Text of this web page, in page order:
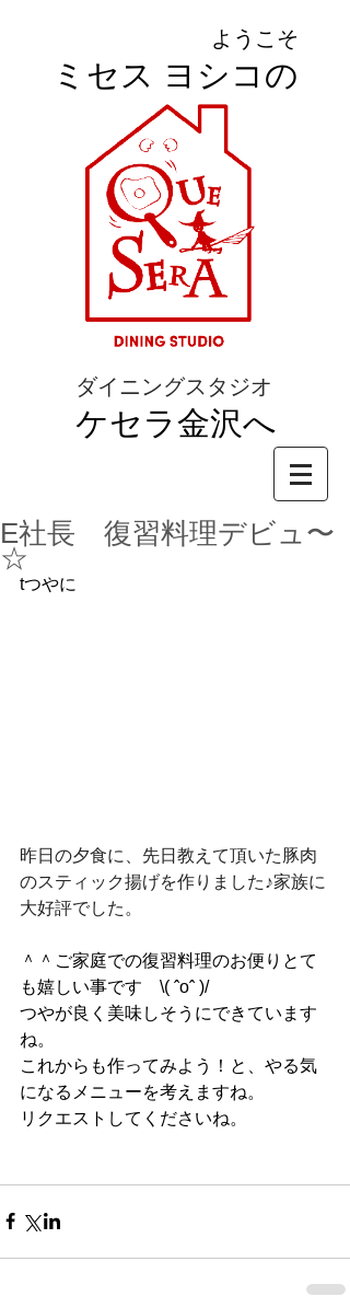
ようこそ
ミセス ヨシコの
ダイニングスタジオ
ケセラ金沢へ
E社長 復習料理デビュ〜
☆
tつやに
昨日の夕食に、先日教えて頂いた豚肉
のスティック揚げを作りました♪家族に
大好評でした。
＾＾ご家庭での復習料理のお便りとて
も嬉しい事です　\( ˆoˆ )/
つやが良く美味しそうにできています
ね。
これからも作ってみよう！と、やる気
になるメニューを考えますね。
リクエストしてくださいね。